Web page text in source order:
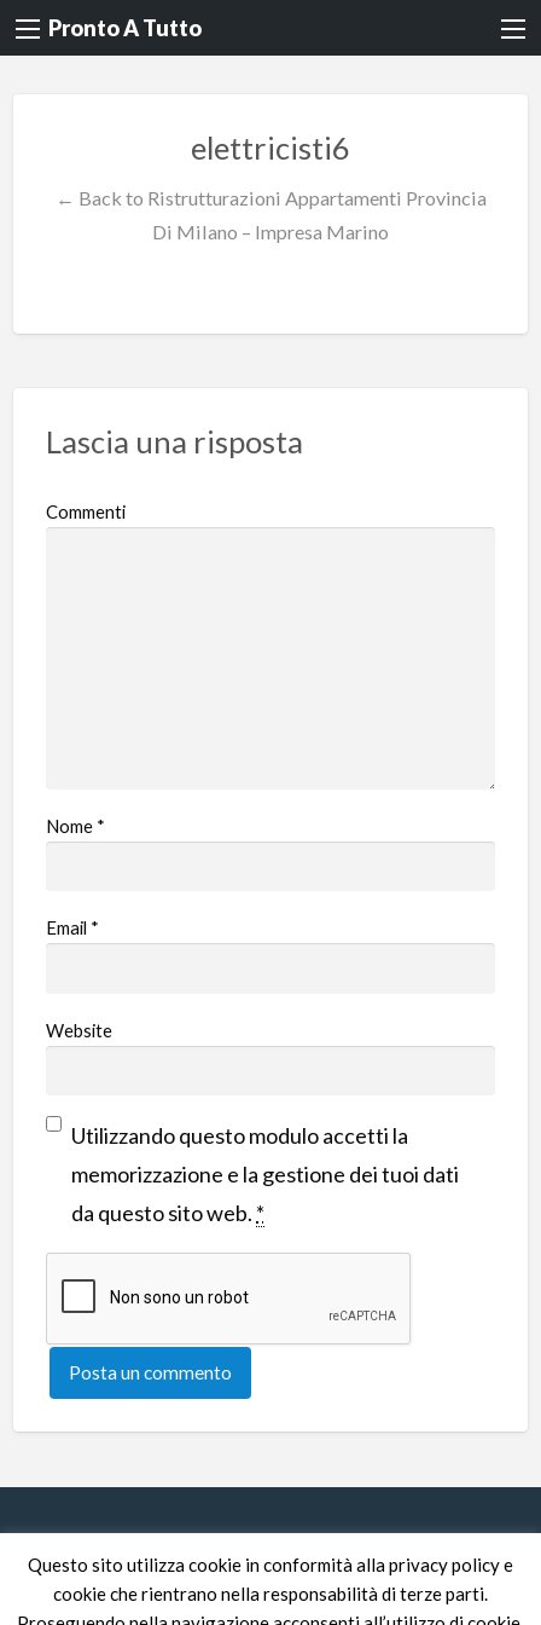
Pronto A Tutto
elettricisti6
← Back to Ristrutturazioni Appartamenti Provincia
Di Milano – Impresa Marino
Lascia una risposta
Commenti
Nome *
Email *
Website
Utilizzando questo modulo accetti la
memorizzazione e la gestione dei tuoi dati
da questo sito web. *
Questo sito utilizza cookie in conformità alla privacy policy e
cookie che rientrano nella responsabilità di terze parti.